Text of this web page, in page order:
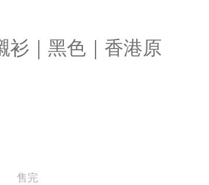
衫｜黑色｜香港原
售完